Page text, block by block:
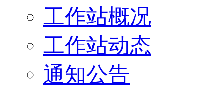
工作站概况
工作站动态
通知公告